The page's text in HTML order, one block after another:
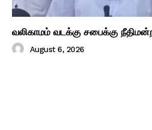
வலிகாமம் வடக்கு சபைக்கு
August 6, 2026